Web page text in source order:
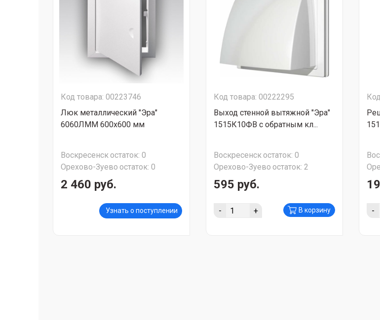
Код товара: 00223746
Люк металлический "Эра"
6060ЛММ 600х600 мм
Воскресенскостаток: 0
Орехово-Зуево остаток: 0
2 460 руб.
Узнать о поступлении
Код товара: 00222295
Выход стенной вытяжной "Эра"
1515К10ФВ с обратным кл...
Воскресенскостаток: 0
Орехово-Зуево остаток: 2
595 руб.
- + В корзину -